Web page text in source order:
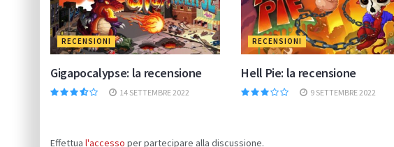
RECENSIONI
Gigapocalypse: la recensione
14 SETTEMBRE 2022
RECENSIONI
Hell Pie: la recensione
9 SETTEMBRE 2022
Effettua l'accesso per partecipare alla discussione.